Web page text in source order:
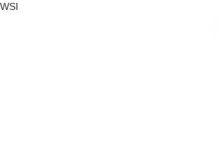
WSI